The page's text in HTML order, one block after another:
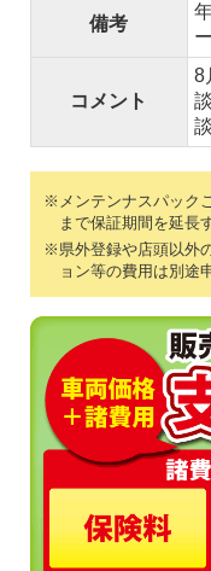
備考
コメント
8
※メンテンナスパック
まで保証期間を延長
※県外登録や店頭以外
ョン等の費用は別途